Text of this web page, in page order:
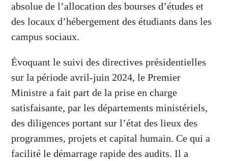
absolue de l’allocation des bourses d’études et
des locaux d’hébergement des étudiants dans les
campus sociaux.
Évoquant le suivi des directives présidentielles
sur la période avril-juin 2024, le Premier
Ministre a fait part de la prise en charge
satisfaisante, par les départements ministériels,
des diligences portant sur l’état des lieux des
programmes, projets et capital humain. Ce qui a
facilité le démarrage rapide des audits. Il a